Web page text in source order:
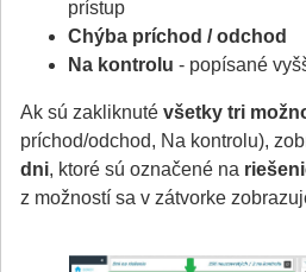
prístup
Chýba príchod / odchod
Na kontrolu - popísané
Ak sú zakliknuté všetky tri
príchod/odchod, Na kontrolu),
dni, ktoré sú označené na
z možností sa v zátvorke